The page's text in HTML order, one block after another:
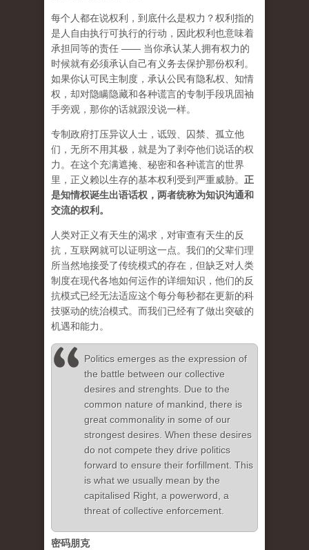
每个人都在说权利，到底什么是权力？权利指的
是人自由执行可执行的行动，因此权利也意味着
承担同等的责任 —— 当你承认某人拥有权力的
时候就有必须承认自己有义务去保护那份权利。
如果你认可民主制度，承认公民有隐私权、知情
权，却对隐瞒隐藏和各种谎言的专制手段巩固袖
手旁观，那你的话就跟没说一样。
专制政府打压异议人士，诋毁、囚禁、孤立他
们，无所不用其极，就是为了剥夺他们说话的权
力。在这个充满遮掩、秘密和各种谎言的世界
里，正义赖以生存的基本权利受到严重威胁。 正
是知情权诞生出语话权，两者统称为知识沟通和
交流的权利。
人类对正义有天生的渴求，对审查有天生的反
抗，互联网就可以证明这一点。我们的父辈们理
所当然地接受了传统模式的存在，但缺乏对人类
制度在现代各地如何运作的详细知识，他们的反
抗模式已经无法适应这个每分每秒都在更新的科
技驱动的统治模式。而我们已经有了做出突破的
机遇和能力。
Politics emerges as the expression of
the battle between our collective
desires and strenghts. Due to the
common nature of mankind, there is
great commonality in some of our
strongest desires. When these desires
do not compete they drive politics
forward to ensure their forfillment. This
is what we usually mean by the
capitalised Right, a powerword, a
threat of collective enforcement.
密码朋克